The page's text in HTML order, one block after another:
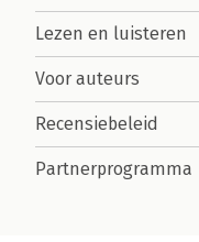
Lezen en luisteren
Voor auteurs
Recensiebeleid
Partnerprogramma